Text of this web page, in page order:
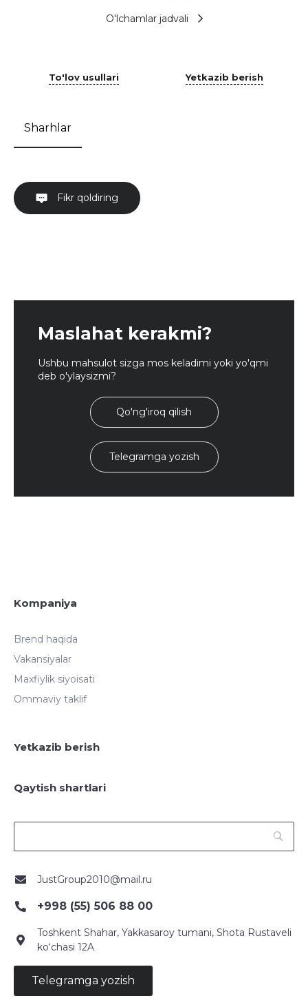
O'lchamlar jadvali
To'lov usullari Yetkazib berish
Sharhlar
Fikr qoldiring
Maslahat kerakmi?
Ushbu mahsulot sizga mos keladimi yoki yo'qmi
deb o'ylaysizmi?
Qo'ng'iroq qilish
Telegramga yozish
Kompaniya
Brend haqida
Vakansiyalar
Maxfiylik siyoisati
Ommaviy taklif
Yetkazib berish
Qaytish shartlari
JustGroup2010@mail.ru
+998 (55) 506 88 00
Toshkent Shahar, Yakkasaroy tumani, Shota Rustaveli
ko‘chasi 12A
Telegramga yozish